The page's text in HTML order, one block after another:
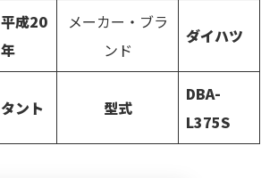
平成20
年
メーカー・ブラ
ンド
ダイハツ
タント 型式
DBA-
L375S